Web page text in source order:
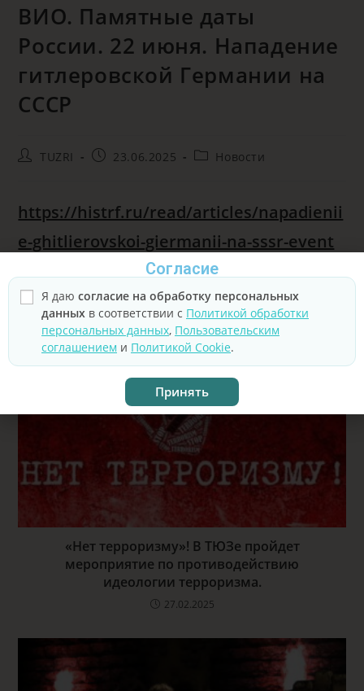
ВИО. Памятные даты
России. 22 июня. Нападение
гитлеровской Германии на
СССР
TUZRI 23.06.2025 Новости
https://histrf.ru/read/articles/napadienii
e-ghitlierovskoi-giermanii-na-sssr-event
ВАМ ТАКЖЕ МОЖЕТ ПОНРАВИТЬСЯ
«Нет терроризму»! В ТЮЗе пройдет
мероприятие по противодействию
идеологии терроризма.
27.02.2025
Согласие
Я даю согласие на обработку персональных
данных в соответствии с Политикой обработки
персональных данных, Пользовательским
соглашением и Политикой Cookie.
Принять